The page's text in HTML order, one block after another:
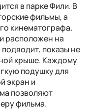
в парке Фили. В
фильмы, а
кинематографа.
расположен на
показы не
крыше. Каждому
подушку для
экран и
позволяют
фильма.